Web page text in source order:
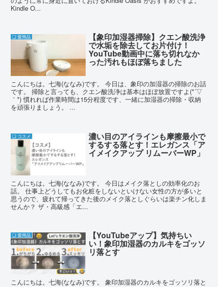
Kindle O...
❏ 愛用品 【象印加湿器掃除】クエン酸洗浄
で水垢を除去してお片付け！
YouTube動画中に落ち切れなか
った汚れもほぼ落ちました
こんにちは。七海(ななみ)です。 今日は、象印の加湿器の掃除のお話
です。 掃除と言っても、クエン酸洗浄は基本はほぼ放置ですよ(*´▽
｀*) 慣れれば作業時間は15分程度です、一緒に加湿器の掃除・収納
を頑張りましょう。 ...
❏ コスメ 濃い目のアイラインも摩擦最小で
するする落とす！エレガンス「ア
イメイクアップ リムーバーWP」
こんにちは。七海(ななみ)です。 今日はメイク落としの効率化のお
話。 仕事上どうしてもお化粧をしないといけない女性の方が多いと
思うので、疲れて帰ってきた後のメイク落としぐらいは楽チン化しま
せんか？ ザ・高級感「エ...
❏ 愛用品 【YouTubeアップ】気持ちい
い！象印加湿器のカルキをゴッソ
リ落とす
こんにちは。七海(ななみ)です。 象印加湿器のカルキをゴッソリ落と